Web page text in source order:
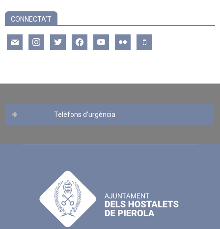
CONNECTA’T
mail instagramtwitter facebookyoutube flickr mobile
Telèfons d’urgència